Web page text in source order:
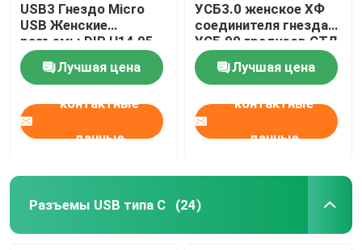
USB3 Гнездо Micro
USB Женские
разъемы DIP H14,95
мм
Лучшая цена
контактные
данные
УСБ3.0 женское ХФ
соединителя гнезда
УСБ 90 градусов СТД
9 штырей
ПОГРУЖЕНИЕ
Лучшая цена
контактные
данные
Разъемы USB типа C (24)